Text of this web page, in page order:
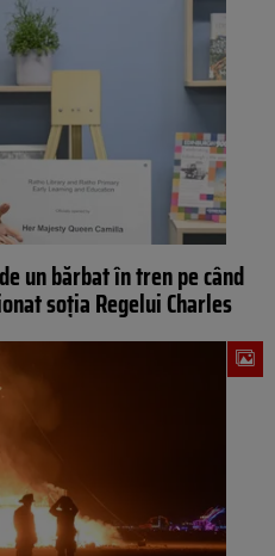
un bărbat în tren pe când
soția Regelui Charles